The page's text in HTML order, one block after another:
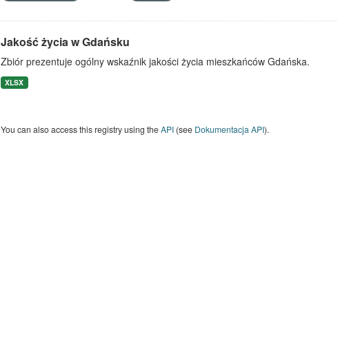
Jakość życia w Gdańsku
Zbiór prezentuje ogólny wskaźnik jakości życia mieszkańców Gdańska.
XLSX
You can also access this registry using theAPI(see Dokumentacja API).